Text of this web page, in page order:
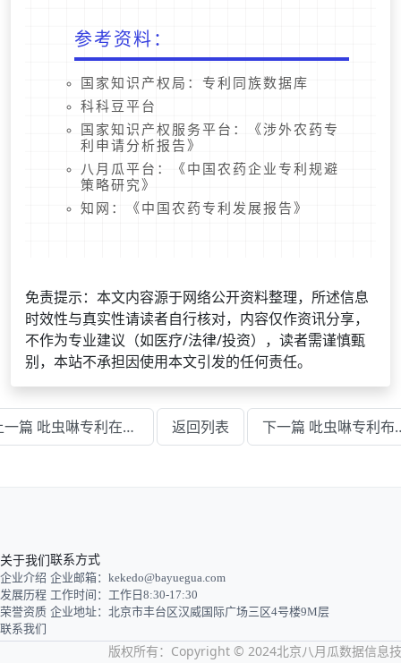
参考资料：
国家知识产权局：专利同族数据库
科科豆平台
国家知识产权服务平台：《涉外农药专
利申请分析报告》
八月瓜平台：《中国农药企业专利规避
策略研究》
知网：《中国农药专利发展报告》
免责提示：本文内容源于网络公开资料整理，所述信息
时效性与真实性请读者自行核对，内容仅作资讯分享，
不作为专业建议（如医疗/法律/投资），读者需谨慎甄
别，本站不承担因使用本文引发的任何责任。
上一篇 吡虫啉专利在农业生产中的应用案例 返回列表 下一篇 吡虫
关于我们
企业介绍
发展历程
荣誉资质
联系我们
联系方式
企业邮箱：kekedo@bayuegua.com
工作时间：工作日8:30-17:30
企业地址：北京市丰台区汉威国际广场三区4号楼9M层
版权所有：Copyright © 2024北京八月瓜数据信息